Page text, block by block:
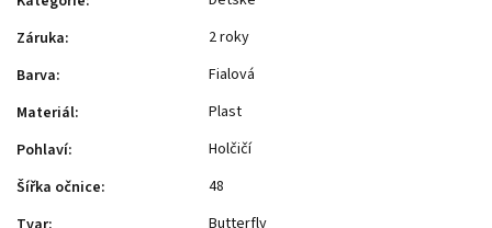
Záruka:
2 roky
Barva:
Fialová
Materiál:
Plast
Pohlaví:
Holčičí
Šířka očnice:
48